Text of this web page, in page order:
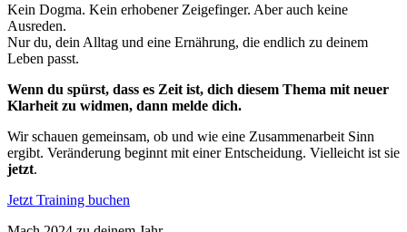
Kein Dogma. Kein erhobener Zeigefinger. Aber auch keine
Ausreden.
Nur du, dein Alltag und eine Ernährung, die endlich zu deinem
Leben passt.
Wenn du spürst, dass es Zeit ist, dich diesem Thema mit neuer
Klarheit zu widmen, dann melde dich.
Wir schauen gemeinsam, ob und wie eine Zusammenarbeit Sinn
ergibt. Veränderung beginnt mit einer Entscheidung. Vielleicht ist sie
jetzt.
Jetzt Training buchen